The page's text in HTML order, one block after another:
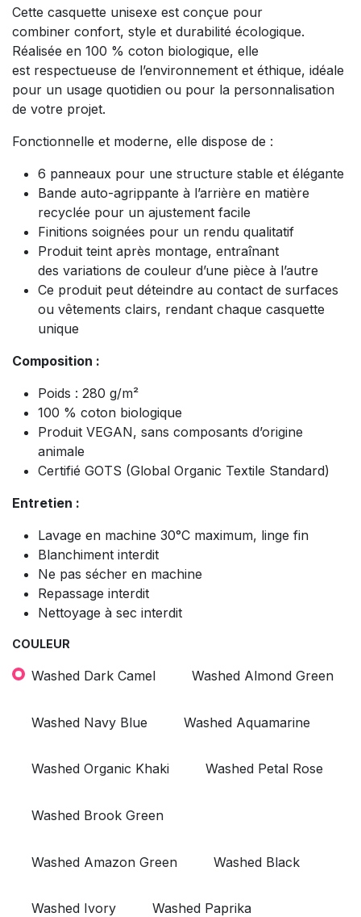
Cette casquette unisexe est conçue pour
combiner confort, style et durabilité écologique.
Réalisée en 100 % coton biologique, elle
est respectueuse de l’environnement et éthique, idéale
pour un usage quotidien ou pour la personnalisation
de votre projet.
Fonctionnelle et moderne, elle dispose de :
6 panneaux pour une structure stable et élégante
Bande auto-agrippante à l’arrière en matière
recyclée pour un ajustement facile
Finitions soignées pour un rendu qualitatif
Produit teint après montage, entraînant
des variations de couleur d’une pièce à l’autre
Ce produit peut déteindre au contact de surfaces
ou vêtements clairs, rendant chaque casquette
unique
Composition :
Poids : 280 g/m²
100 % coton biologique
Produit VEGAN, sans composants d’origine
animale
Certifié GOTS (Global Organic Textile Standard)
Entretien :
Lavage en machine 30°C maximum, linge fin
Blanchiment interdit
Ne pas sécher en machine
Repassage interdit
Nettoyage à sec interdit
COULEUR
Washed Dark Camel Washed Almond Green
Washed Navy Blue Washed Aquamarine
Washed Organic Khaki Washed Petal Rose
Washed Brook Green
Washed Amazon Green Washed Black
Washed Ivory Washed Paprika